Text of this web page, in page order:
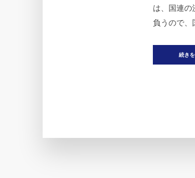
は、国連の
負うので、
続き